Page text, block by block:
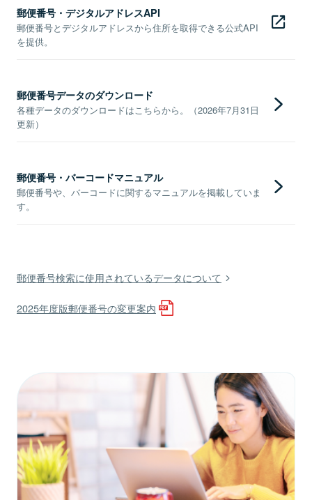
郵便番号・デジタルアドレスAPI
郵便番号とデジタルアドレスから住所を取得できる公式API
を提供。
郵便番号データのダウンロード
各種データのダウンロードはこちらから。（2026年7月31日
更新）
郵便番号・バーコードマニュアル
郵便番号や、バーコードに関するマニュアルを掲載していま
す。
郵便番号検索に使用されているデータについて
2025年度版郵便番号の変更案内